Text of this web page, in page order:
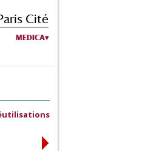
Cité
MEDICA